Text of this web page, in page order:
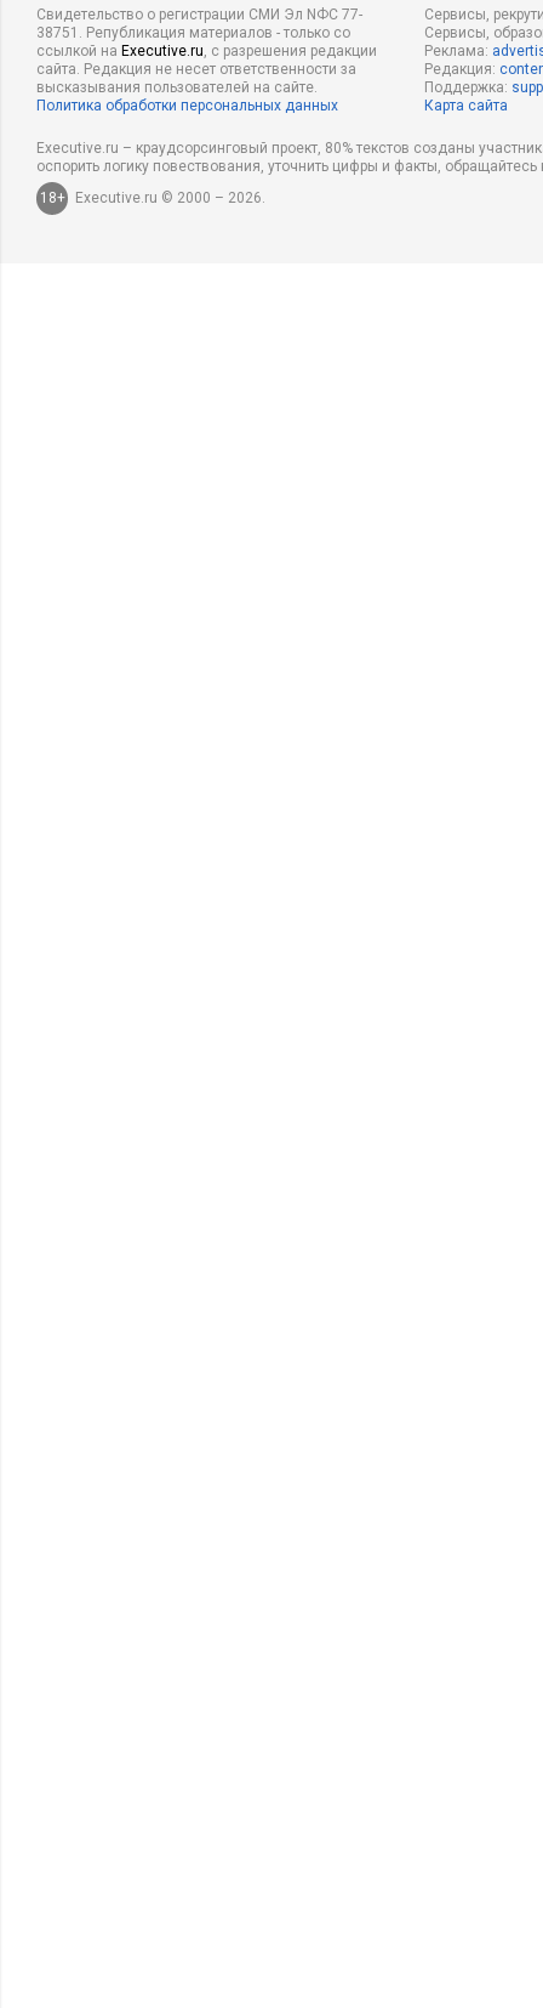
Свидетельство о регистрации СМИ Эл NФС 77-
38751. Републикация материалов - только со
ссылкой на Executive.ru, с разрешения редакции
сайта. Редакция не несет ответственности за
высказывания пользователей на сайте.
Политика обработки персональных данных
Сервисы,
Сервисы,
Реклама:
Редакция:
Поддержка:
Карта сайта
Executive.ru – краудсорсинговый проект, 80% текстов созданы
оспорить логику повествования, уточнить цифры и факты,
18+
Executive.ru © 2000 – 2026.